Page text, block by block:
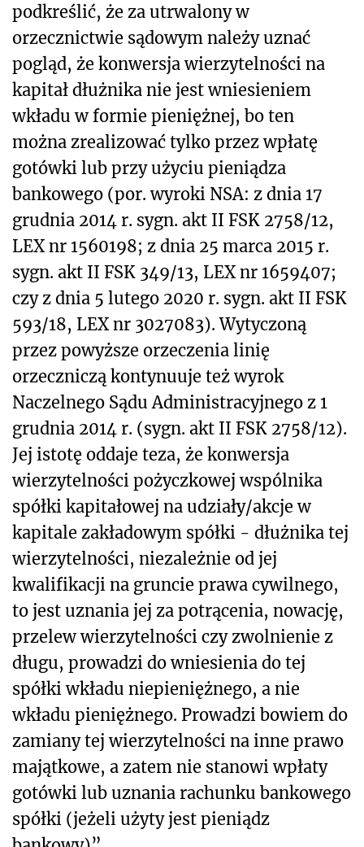
podkreślić, że za utrwalony w
orzecznictwie sądowym należy uznać
pogląd, że konwersja wierzytelności na
kapitał dłużnika nie jest wniesieniem
wkładu w formie pieniężnej, bo ten
można zrealizować tylko przez wpłatę
gotówki lub przy użyciu pieniądza
bankowego (por. wyroki NSA: z dnia 17
grudnia 2014 r. sygn. akt II FSK 2758/12,
LEX nr 1560198; z dnia 25 marca 2015 r.
sygn. akt II FSK 349/13, LEX nr 1659407;
czy z dnia 5 lutego 2020 r. sygn. akt II FSK
593/18, LEX nr 3027083). Wytyczoną
przez powyższe orzeczenia linię
orzeczniczą kontynuuje też wyrok
Naczelnego Sądu Administracyjnego z 1
grudnia 2014 r. (sygn. akt II FSK 2758/12).
Jej istotę oddaje teza, że konwersja
wierzytelności pożyczkowej wspólnika
spółki kapitałowej na udziały/akcje w
kapitale zakładowym spółki - dłużnika tej
wierzytelności, niezależnie od jej
kwalifikacji na gruncie prawa cywilnego,
to jest uznania jej za potrącenia, nowację,
przelew wierzytelności czy zwolnienie z
długu, prowadzi do wniesienia do tej
spółki wkładu niepieniężnego, a nie
wkładu pieniężnego. Prowadzi bowiem do
zamiany tej wierzytelności na inne prawo
majątkowe, a zatem nie stanowi wpłaty
gotówki lub uznania rachunku bankowego
spółki (jeżeli użyty jest pieniądz